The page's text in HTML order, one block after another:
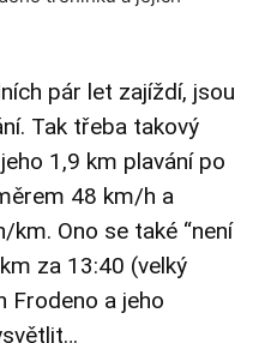
pár let zajíždí, jsou
Tak třeba takový
1,9 km plavání po
48 km/h a
Ono se také “není
za 13:40 (velký
Frodeno a jeho